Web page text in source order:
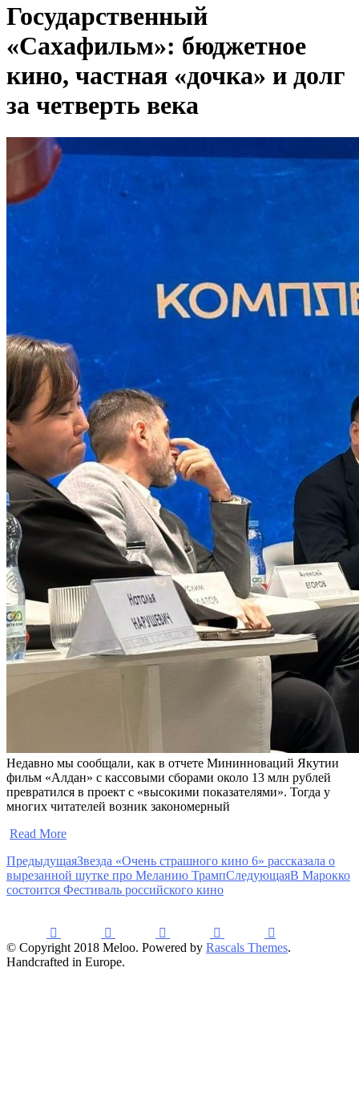
Государственный
«Сахафильм»: бюджетное
кино, частная «дочка» и долг
за четверть века
Недавно мы сообщали, как в отчете Мининноваций Якутии
фильм «Алдан» с кассовыми сборами около 13 млн рублей
превратился в проект с «высокими показателями». Тогда у
многих читателей возник закономерный
Read More
ПредыдущаяЗвезда «Очень страшного кино 6» рассказала о
вырезанной шутке про Меланию ТрампСледующаяВ Марокко
состоится Фестиваль российского кино
© Copyright 2018 Meloo. Powered by Rascals Themes.
Handcrafted in Europe.